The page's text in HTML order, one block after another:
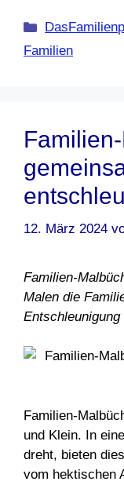
Kategorien
Familien
12. März 2024
Familien-
Malen die
Familien-
und Klein. In
dreht, bieten
vom hektischen